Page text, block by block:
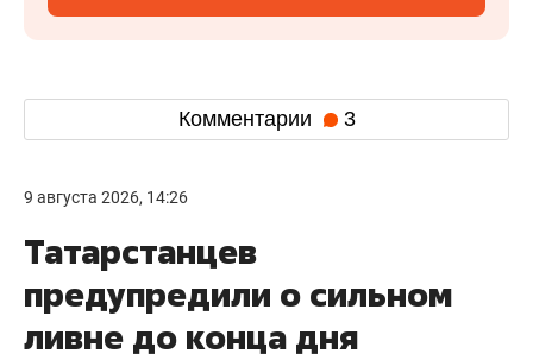
Комментарии 3
9 августа 2026, 14:26
Татарстанцев
предупредили о сильном
ливне до конца дня